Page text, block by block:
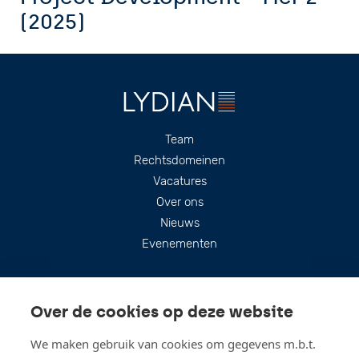
Over de cookies op deze website
We maken gebruik van cookies om gegevens m.b.t.
(2025)
Team
Rechtsdomeinen
Vacatures
Over ons
Nieuws
Evenementen